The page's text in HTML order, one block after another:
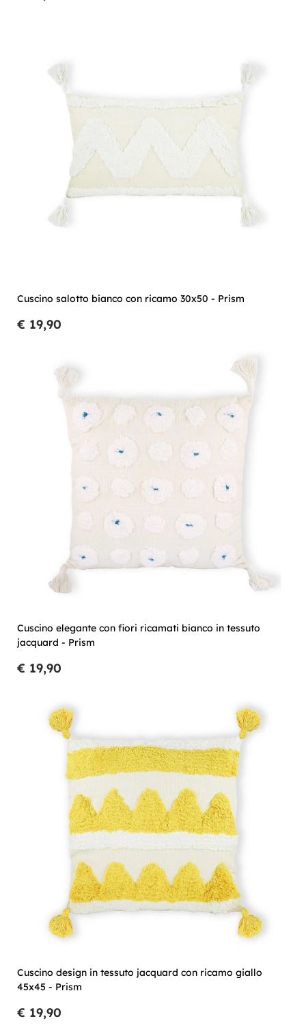
Cuscino salotto bianco con ricamo 30x50 - Prism
€ 19,90
Cuscino elegante con fiori ricamati bianco in tessuto
jacquard - Prism
€ 19,90
Cuscino design in tessuto jacquard con ricamo giallo
45x45 - Prism
€ 19,90